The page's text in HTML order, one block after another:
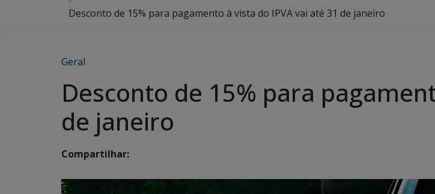
Desconto de 15% para pagamento à vista do IPVA vai até 31 de janeiro
Geral
Desconto de 15% para
de janeiro
Compartilhar: